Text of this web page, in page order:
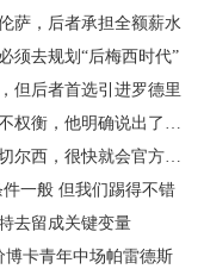
萨，后者承担全额薪水
须去规划“后梅西时代”
但后者首选引进罗德里
衡，他明确说出了意愿
西，很快就会官方宣布
一般 但我们踢得不错
去留成关键变量
博卡青年中场帕雷德斯